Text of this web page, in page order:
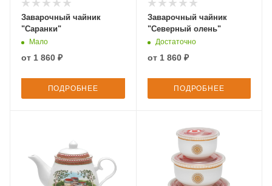
Заварочный чайник
"Саранки"
Мало
от 1 860 ₽
ПОДРОБНЕЕ
Заварочный чайник
"Северный олень"
Достаточно
от 1 860 ₽
ПОДРОБНЕЕ